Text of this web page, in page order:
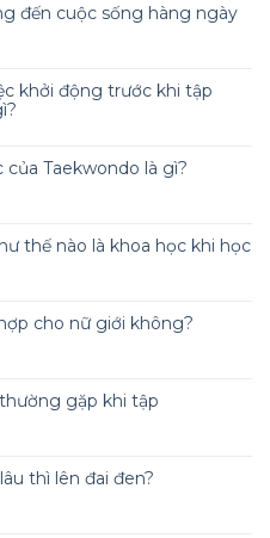
đến cuộc sống hàng ngày
khởi động trước khi tập
Taekwondo là gì?
thế nào là khoa học khi học
cho nữ giới không?
gặp khi tập
thì lên đai đen?